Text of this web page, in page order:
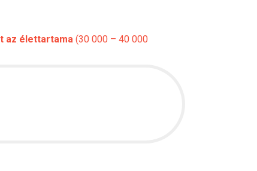
az élettartama (30 000 – 40 000